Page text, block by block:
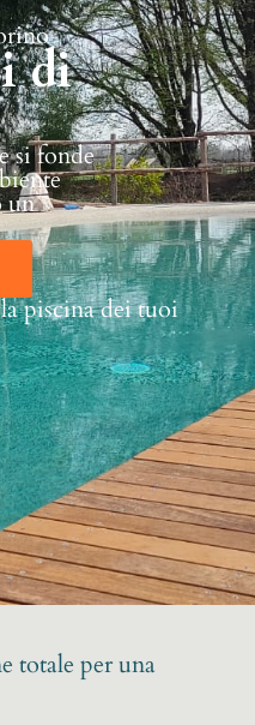
di
si fonde
un
piscina dei tuoi
totale per una